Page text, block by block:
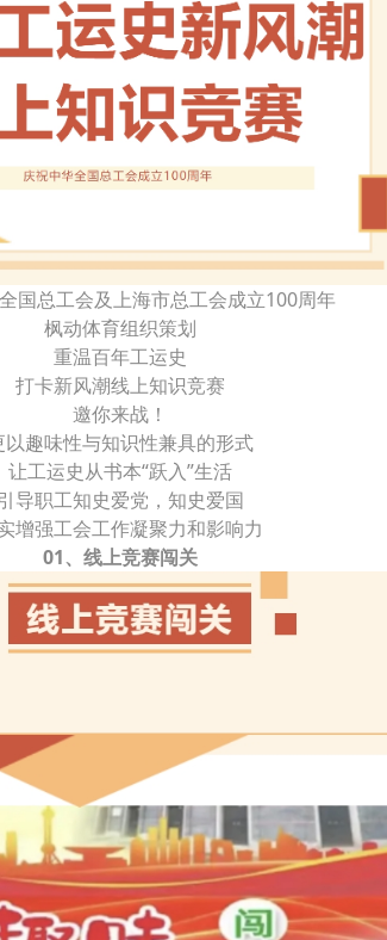
国总工会及上海市总工会成立100周年
枫动体育组织策划
重温百年工运史
打卡新风潮线上知识竞赛
邀你来战！
以趣味性与知识性兼具的形式
让工运史从书本“跃入”生活
导职工知史爱党，知史爱国
增强工会工作凝聚力和影响力
01、线上竞赛闯关